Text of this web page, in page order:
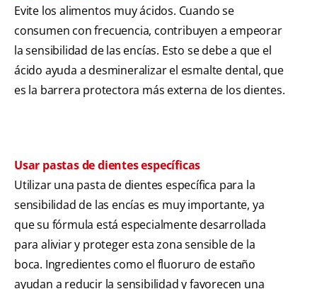
Evite los alimentos muy ácidos. Cuando se
consumen con frecuencia, contribuyen a empeorar
la sensibilidad de las encías. Esto se debe a que el
ácido ayuda a desmineralizar el esmalte dental, que
es la barrera protectora más externa de los dientes.
Usar pastas de dientes específicas
Utilizar una pasta de dientes específica para la
sensibilidad de las encías es muy importante, ya
que su fórmula está especialmente desarrollada
para aliviar y proteger esta zona sensible de la
boca. Ingredientes como el fluoruro de estaño
ayudan a reducir la sensibilidad y favorecen una